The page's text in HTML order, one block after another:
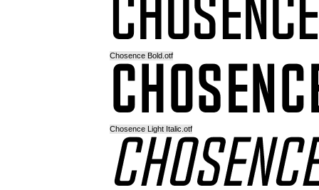
Chosence Bold.otf
Chosence Light Italic.otf